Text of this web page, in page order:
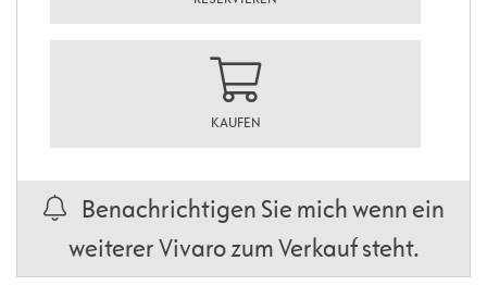
KAUFEN
Benachrichtigen Sie mich wenn ein
weiterer Vivaro zum Verkauf steht.